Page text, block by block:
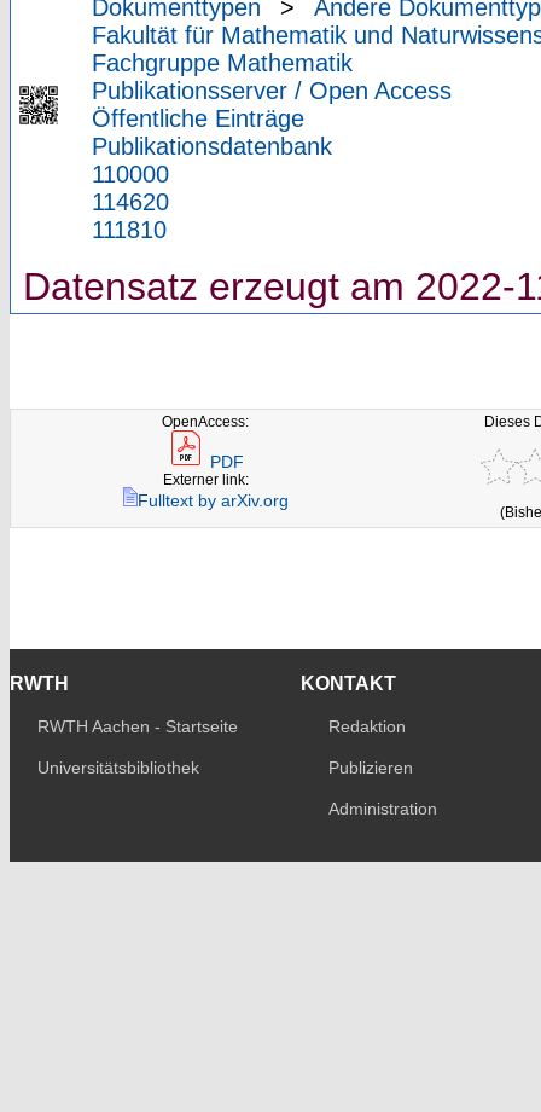
Dokumenttypen
>
Andere
Fakultät für Mathematik und
Fachgruppe Mathematik
Publikationsserver / Open Access
Öffentliche Einträge
Publikationsdatenbank
110000
114620
111810
Datensatz erzeugt am 2022-
OpenAccess:
PDF
Externer link:
Fulltext by arXiv.org
Dieses
RWTH
RWTH Aachen - Startseite
Universitätsbibliothek
KONTAKT
Redaktion
Publizieren
Administration